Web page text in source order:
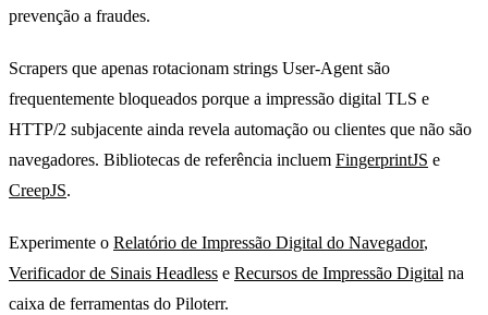
prevenção a fraudes.
Scrapers que apenas rotacionam strings User-Agent são
frequentemente bloqueados porque a impressão digital TLS e
HTTP/2 subjacente ainda revela automação ou clientes que não são
navegadores. Bibliotecas de referência incluem FingerprintJS e
CreepJS.
Experimente o Relatório de Impressão Digital do Navegador,
Verificador de Sinais Headless e Recursos de Impressão Digital na
caixa de ferramentas do Piloterr.